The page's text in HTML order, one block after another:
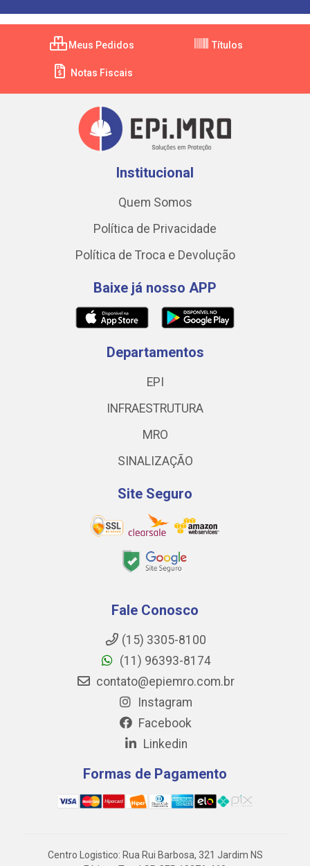
Meus Pedidos Títulos
Notas Fiscais
Institucional
Quem Somos
Política de Privacidade
Política de Troca e Devolução
Baixe já nosso APP
Departamentos
EPI
INFRAESTRUTURA
MRO
SINALIZAÇÃO
Site Seguro
Fale Conosco
(15) 3305-8100
(11) 96393-8174
contato@epiemro.com.br
Instagram
Facebook
Linkedin
Formas de Pagamento
Centro Logistico: Rua Rui Barbosa, 321 Jardim NS